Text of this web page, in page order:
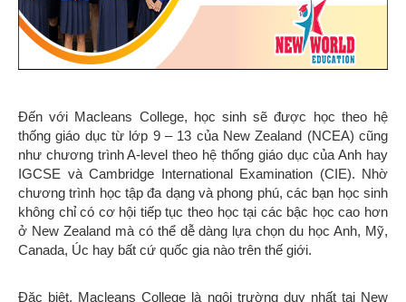
Đến với Macleans College, học sinh sẽ được học theo hệ
thống giáo dục từ lớp 9 – 13 của New Zealand (NCEA) cũng
như chương trình A-level theo hệ thống giáo dục của Anh hay
IGCSE và Cambridge International Examination (CIE). Nhờ
chương trình học tập đa dạng và phong phú, các bạn học sinh
không chỉ có cơ hội tiếp tục theo học tại các bậc học cao hơn
ở New Zealand mà có thể dễ dàng lựa chọn du học Anh, Mỹ,
Canada, Úc hay bất cứ quốc gia nào trên thế giới.
Đặc biệt, Macleans College là ngôi trường duy nhất tại New